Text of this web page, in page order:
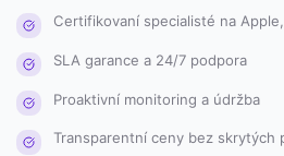
Certifikovaní specialisté na
SLA garance a 24/7 podpora
Proaktivní monitoring a údržba
Transparentní ceny bez skrytých